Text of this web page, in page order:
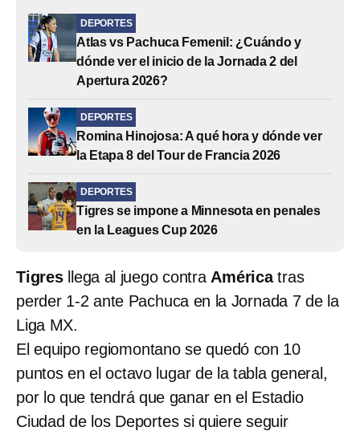
DEPORTES
Atlas vs Pachuca Femenil: ¿Cuándo y
dónde ver el inicio de la Jornada 2 del
Apertura 2026?
DEPORTES
Romina Hinojosa: A qué hora y dónde ver
la Etapa 8 del Tour de Francia 2026
DEPORTES
Tigres se impone a Minnesota en penales
en la Leagues Cup 2026
Tigresllega al juego contra Américatras
perder 1-2 ante Pachuca en la Jornada 7 de la
Liga MX.
El equipo regiomontano se quedó con 10
puntos en el octavo lugar de la tabla general,
por lo que tendrá que ganar en el Estadio
Ciudad de los Deportes si quiere seguir